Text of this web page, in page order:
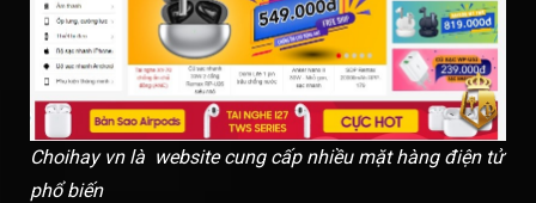
Choihay vn là website cung cấp nhiều mặt hàng điện tử
phổ biến